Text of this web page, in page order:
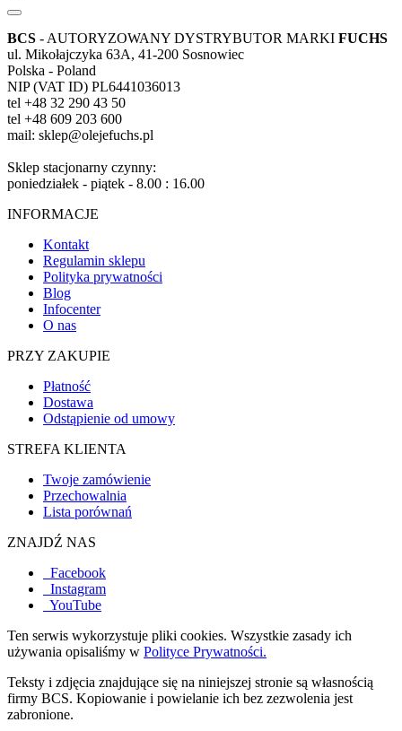
BCS - AUTORYZOWANY DYSTRYBUTOR MARKI FUCHS
ul. Mikołajczyka 63A, 41-200 Sosnowiec
Polska - Poland
NIP (VAT ID) PL6441036013
tel +48 32 290 43 50
tel +48 609 203 600
mail: sklep@olejefuchs.pl
Sklep stacjonarny czynny:
poniedziałek - piątek - 8.00 : 16.00
INFORMACJE
Kontakt
Regulamin sklepu
Polityka prywatności
Blog
Infocenter
O nas
PRZY ZAKUPIE
Płatność
Dostawa
Odstąpienie od umowy
STREFA KLIENTA
Twoje zamówienie
Przechowalnia
Lista porównań
ZNAJDŹ NAS
Facebook
Instagram
YouTube
Ten serwis wykorzystuje pliki cookies. Wszystkie zasady ich
używania opisaliśmy w Polityce Prywatności.
Teksty i zdjęcia znajdujące się na niniejszej stronie są własnością
firmy BCS. Kopiowanie i powielanie ich bez zezwolenia jest
zabronione.